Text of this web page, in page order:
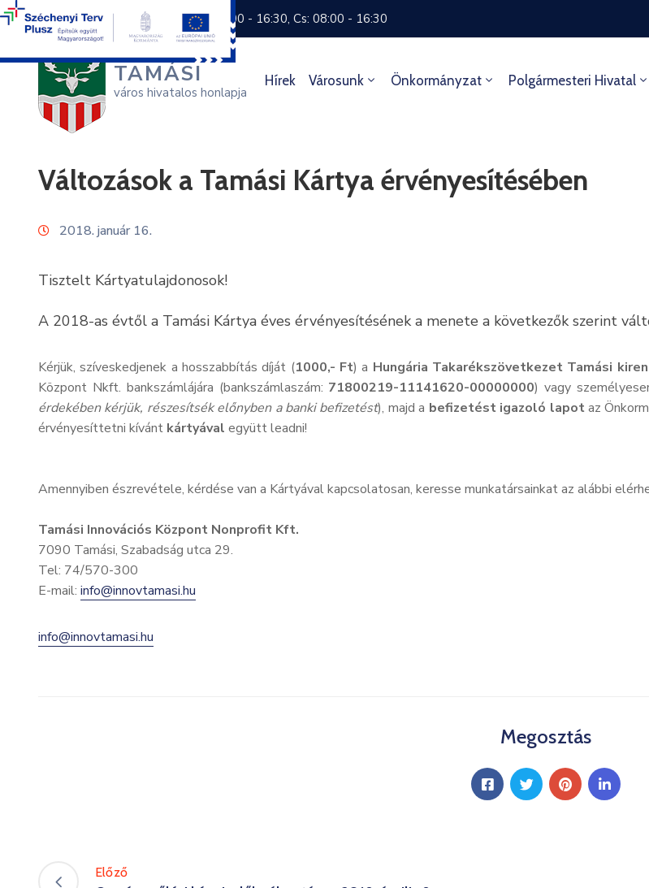
+36 74 570 800 H: 8:00 - 16:30, Cs: 08:00 - 16:30
TAMÁSI
város hivatalos honlapja
Hírek Városunk Önkormányzat Polgármesteri Hivatal
Változások a Tamási Kártya érvényesítésében
2018. január 16.
Tisztelt Kártyatulajdonosok!
A 2018-as évtől a Tamási Kártya éves érvényesítésének a menete a következők szerint
Kérjük, szíveskedjenek a hosszabbítás díját (1000,- Ft) a Hungária Takarékszövetkezet Tamási
Központ Nkft. bankszámlájára (bankszámlaszám: 71800219-11141620-00000000) vagy
érdekében kérjük, részesítsék előnyben a banki befizetést), majd a befizetést igazoló lapotaz
érvényesíttetni kívánt kártyával együtt leadni!
Amennyiben észrevétele, kérdése van a Kártyával kapcsolatosan, keresse munkatársainkat az alábbi
Tamási Innovációs Központ Nonprofit Kft.
7090 Tamási, Szabadság utca 29.
Tel: 74/570-300
E-mail: info@innovtamasi.hu
info@innovtamasi.hu
Megosztás
Előző